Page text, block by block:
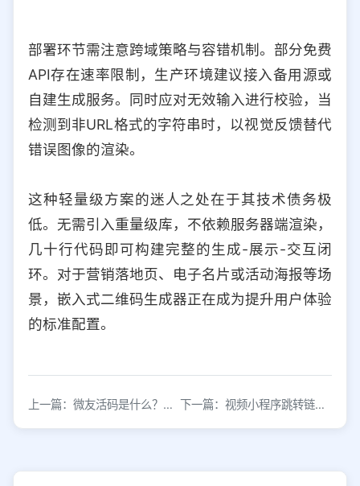
部署环节需注意跨域策略与容错机制。部分免费
API存在速率限制，生产环境建议接入备用源或
自建生成服务。同时应对无效输入进行校验，当
检测到非URL格式的字符串时，以视觉反馈替代
错误图像的渲染。
这种轻量级方案的迷人之处在于其技术债务极
低。无需引入重量级库，不依赖服务器端渲染，
几十行代码即可构建完整的生成-展示-交互闭
环。对于营销落地页、电子名片或活动海报等场
景，嵌入式二维码生成器正在成为提升用户体验
的标准配置。
上一篇：微友活码是什么？企业微信引流必备工具解析 下一篇：视频小程序跳转链接怎么实现？3种常用方法解析